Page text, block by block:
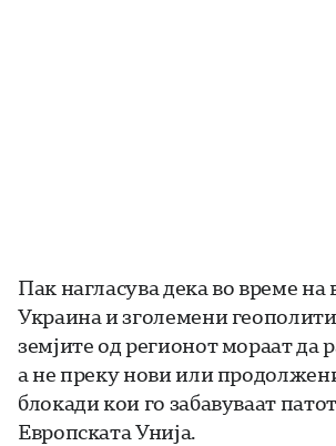
Пак нагласува дека во време на
Украина и зголемени
земјите од регионот мораат да
а не преку нови или
блокади кои го забавуваат
Европската Унија.